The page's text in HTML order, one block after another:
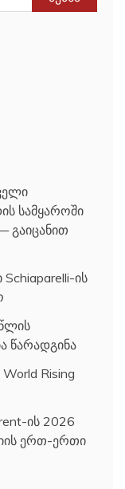
სამყაროში
გაიცანით
ის
წარადგინა
Rising
ის 2026
ერთ-ერთი